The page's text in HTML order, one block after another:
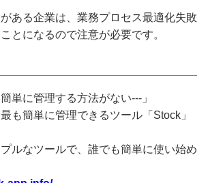
ある企業は、業務プロセス最適化失敗
とになるので注意が必要です。
単に管理する方法がない---」
も簡単に管理できるツール「Stock」
ルなツールで、誰でも簡単に使い始め